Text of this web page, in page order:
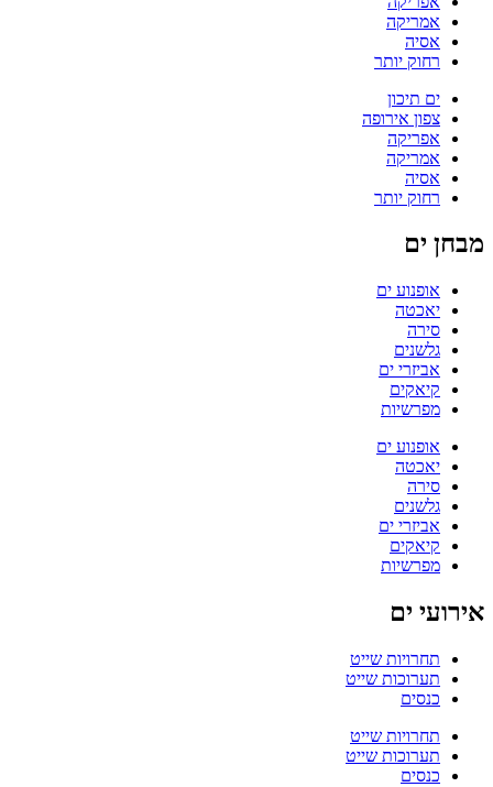
אמריקה
אסיה
רחוק יותר
ים תיכון
צפון אירופה
אפריקה
אמריקה
אסיה
רחוק יותר
מבחן ים
אופנוע ים
יאכטה
סירה
גלשנים
אביזרי ים
קיאקים
מפרשיות
אופנוע ים
יאכטה
סירה
גלשנים
אביזרי ים
קיאקים
מפרשיות
אירועי ים
תחרויות שייט
תערוכות שייט
כנסים
תחרויות שייט
תערוכות שייט
כנסים